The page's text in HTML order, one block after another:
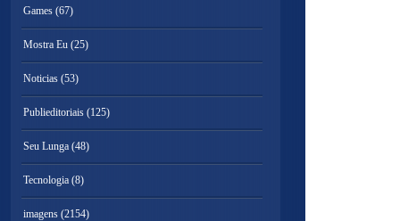
Games (67)
Mostra Eu (25)
Noticias (53)
Publieditoriais (125)
Seu Lunga (48)
Tecnologia (8)
imagens (2154)